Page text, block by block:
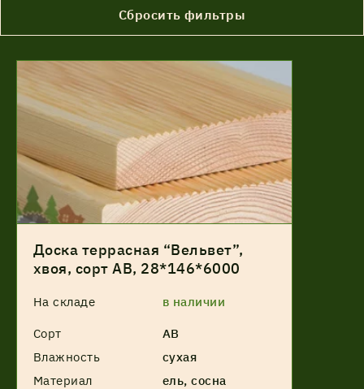
Сбросить фильтры
Доска террасная “Вельвет”,
хвоя, сорт АВ, 28*146*6000
На складе в наличии
Сорт
АВ
Влажность
сухая
Материал
ель, сосна